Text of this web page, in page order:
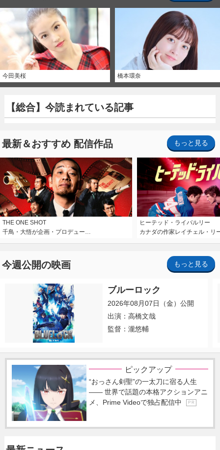
今田美桜 橋本環奈
【総合】今読まれている記事
最新＆おすすめ 配信作品 もっと見る
THE ONE SHOT
千鳥・大悟が企画・プロデュー…
ヒーテッド・ライバルリー
カナダの作家レイチェル・リ
今週公開の映画 もっと見る
ブルーロック
2026年08月07日（金）公開
出演：高橋文哉
監督：瀧悠輔
ピックアップ
“おっさん剣聖”の一太刀に宿る人生
―― 世界で話題の本格アクションアニ
メ、Prime Videoで独占配信中
P R